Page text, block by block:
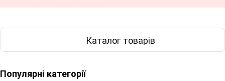
Каталог товарів
Популярні категорії